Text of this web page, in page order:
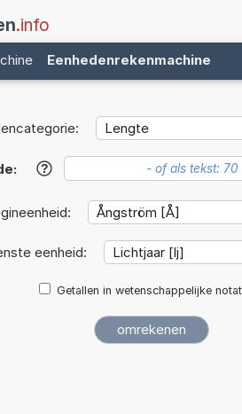
.info
Eenhedenrekenmachine
?
eenheid:
Getallen in wetenschappelijke